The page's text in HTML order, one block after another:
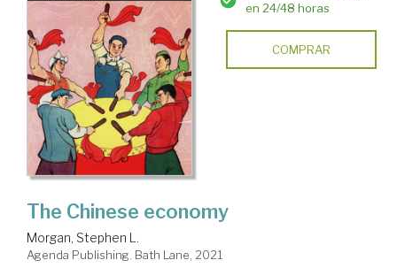
en 24/48 horas
COMPRAR
The Chinese economy
Morgan, Stephen L.
Agenda Publishing. Bath Lane, 2021